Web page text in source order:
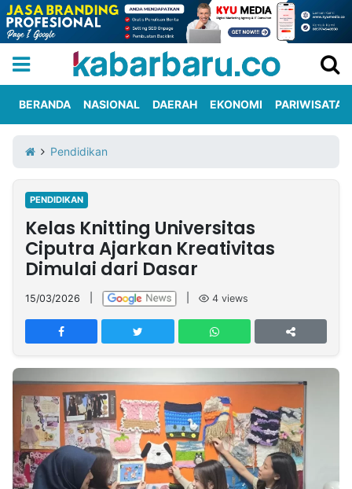
Iklan
Berita
Kami
Nasional
International
Olahraga
Entertainment
Daerah
Pariwisata
Kuliner
Kolom
Network
PT
TREETAN
INDONESIA
Partner
Insight
NTB
Suara
Time
Lens
IDN
Daily
Jogja
Jalan
Rakyat
Idealita
News
Kita
Notice
Dinamikapost.com
Radar
Baru
Seedbacklink
BERANDA NASIONAL DAERAH EKONOMI PARIWISATA
Pendidikan
PENDIDIKAN
Kelas Knitting Universitas
Ciputra Ajarkan Kreativitas
Dimulai dari Dasar
15/03/2026 4 views